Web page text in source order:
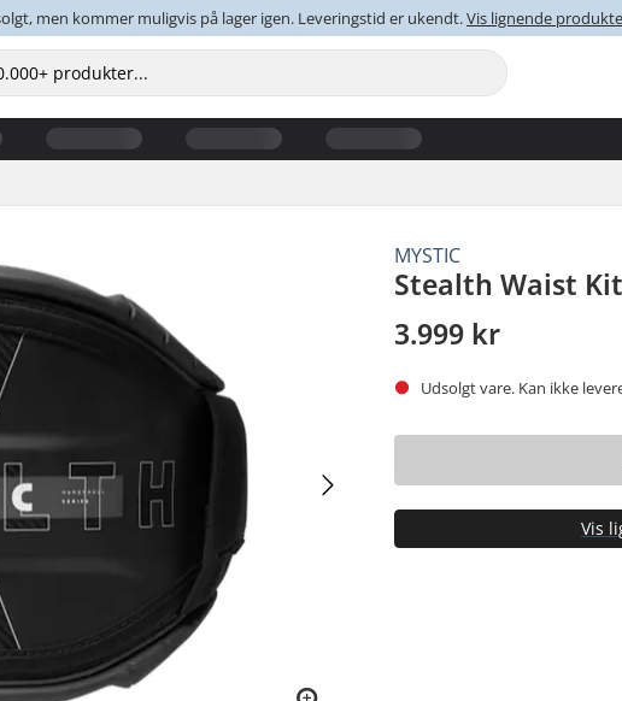
men kommer muligvis på lager igen. Leveringstid er ukendt.Vis lignende
MYSTIC
Stealth Waist
3.999 kr
Udsolgt vare. Kan ikke
Vis